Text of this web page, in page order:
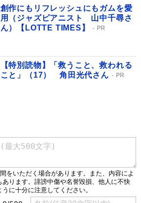
創作にもリフレッシュにもガムを愛
用（ジャズピアニスト 山中千尋さ
ん）【LOTTE TIMES】
PR
【特別読物】「救うこと、救われる
こと」（17） 角田光代さん
PR